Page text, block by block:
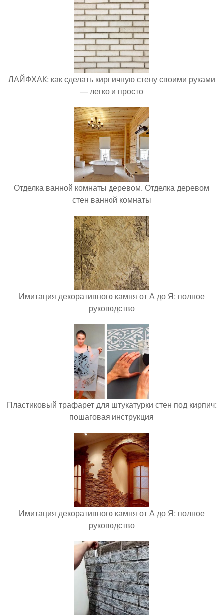
ЛАЙФХАК: как сделать кирпичную стену своими руками
— легко и просто
Отделка ванной комнаты деревом. Отделка деревом
стен ванной комнаты
Имитация декоративного камня от А до Я: полное
руководство
Пластиковый трафарет для штукатурки стен под кирпич:
пошаговая инструкция
Имитация декоративного камня от А до Я: полное
руководство